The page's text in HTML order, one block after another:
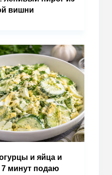
вишни
и яйца и
7 минут подаю